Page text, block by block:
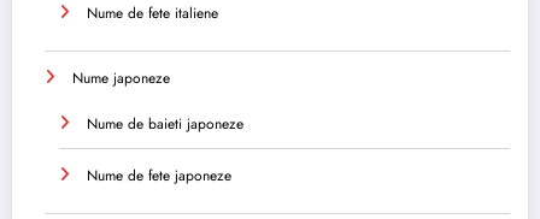
Nume de fete italiene
Nume japoneze
Nume de baieti japoneze
Nume de fete japoneze